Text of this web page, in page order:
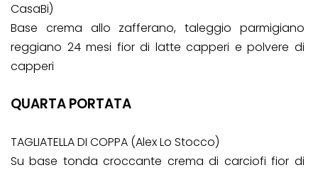
CasaBi)
Base crema allo zafferano, taleggio parmigiano
reggiano 24 mesi fior di latte capperi e polvere di
capperi
QUARTA PORTATA
TAGLIATELLA DI COPPA (Alex Lo Stocco)
Su base tonda croccante crema di carciofi fior di